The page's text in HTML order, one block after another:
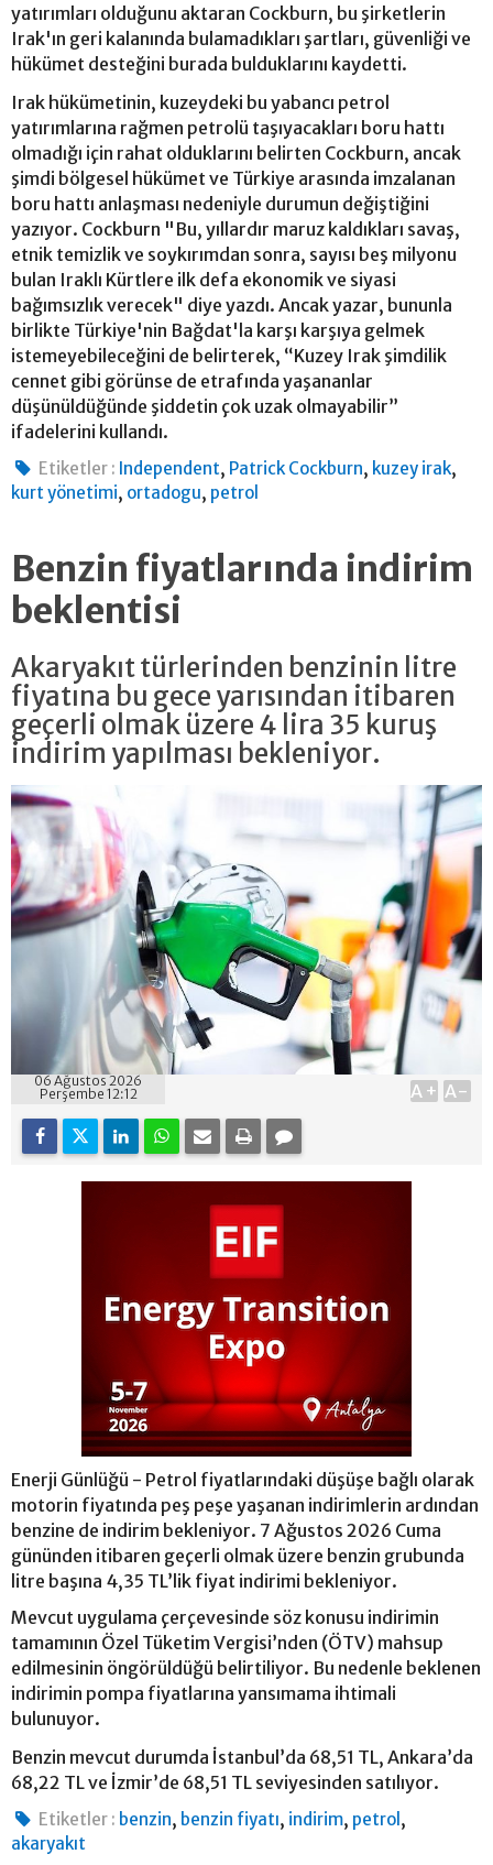
yatırımları olduğunu aktaran Cockburn, bu şirketlerin
Irak'ın geri kalanında bulamadıkları şartları, güvenliği ve
hükümet desteğini burada bulduklarını kaydetti.
Irak hükümetinin, kuzeydeki bu yabancı petrol
yatırımlarına rağmen petrolü taşıyacakları boru hattı
olmadığı için rahat olduklarını belirten Cockburn, ancak
şimdi bölgesel hükümet ve Türkiye arasında imzalanan
boru hattı anlaşması nedeniyle durumun değiştiğini
yazıyor. Cockburn "Bu, yıllardır maruz kaldıkları savaş,
etnik temizlik ve soykırımdan sonra, sayısı beş milyonu
bulan Iraklı Kürtlere ilk defa ekonomik ve siyasi
bağımsızlık verecek" diye yazdı. Ancak yazar, bununla
birlikte Türkiye'nin Bağdat'la karşı karşıya gelmek
istemeyebileceğini de belirterek, “Kuzey Irak şimdilik
cennet gibi görünse de etrafında yaşananlar
düşünüldüğünde şiddetin çok uzak olmayabilir”
ifadelerini kullandı.
Etiketler : Independent, Patrick Cockburn, kuzey irak,
kurt yönetimi, ortadogu, petrol
Benzin fiyatlarında indirim
beklentisi
Akaryakıt türlerinden benzinin litre
fiyatına bu gece yarısından itibaren
geçerli olmak üzere 4 lira 35 kuruş
indirim yapılması bekleniyor.
06 Ağustos 2026
Perşembe 12:12
A+ A-
Enerji Günlüğü - Petrol fiyatlarındaki düşüşe bağlı olarak
motorin fiyatında peş peşe yaşanan indirimlerin ardından
benzine de indirim bekleniyor. 7 Ağustos 2026 Cuma
gününden itibaren geçerli olmak üzere benzin grubunda
litre başına 4,35 TL’lik fiyat indirimi bekleniyor.
Mevcut uygulama çerçevesinde söz konusu indirimin
tamamının Özel Tüketim Vergisi’nden (ÖTV) mahsup
edilmesinin öngörüldüğü belirtiliyor. Bu nedenle beklenen
indirimin pompa fiyatlarına yansımama ihtimali
bulunuyor.
Benzin mevcut durumda İstanbul’da 68,51 TL, Ankara’da
68,22 TL ve İzmir’de 68,51 TL seviyesinden satılıyor.
Etiketler : benzin, benzin fiyatı, indirim, petrol ,
akaryakıt